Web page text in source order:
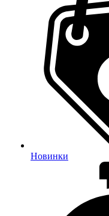
Новинки